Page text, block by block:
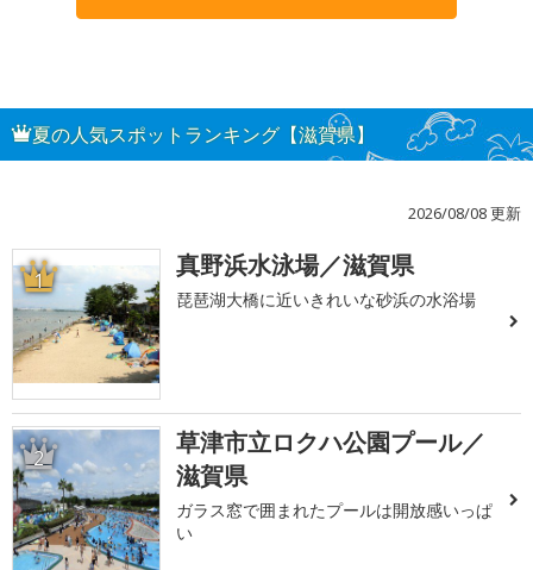
夏の人気スポットランキング【滋賀県】
2026/08/08 更新
1 真野浜水泳場／滋賀県
琵琶湖大橋に近いきれいな砂浜の水浴場
2
草津市立ロクハ公園プール／
滋賀県
ガラス窓で囲まれたプールは開放感いっぱ
い